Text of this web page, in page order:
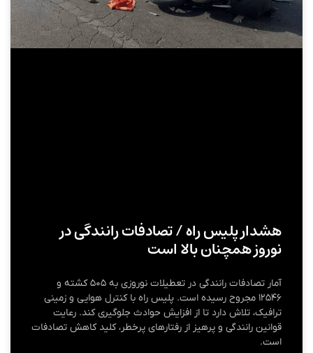
هشدار پلیس راه / تصادفات رانندگی در
نوروز همچنان بالا است
آمار تصادفات رانندگی در تعطیلات نوروزی به ۵۰۵ کشته و
۱۲۵۴۶ مجروح رسیده است. پلیس راه با کنترل هوایی و زمینی
ترافیک، تلاش دارد تا از افزایش حوادث جلوگیری کند. رعایت
قوانین رانندگی و پرهیز از رفتارهای پرخطر، کلید کاهش تصادفات
است.